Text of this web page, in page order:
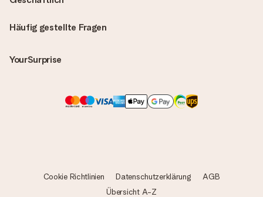
Häufig gestellte Fragen
YourSurprise
Cookie Richtlinien Datenschutzerklärung
AGB
Übersicht A-Z